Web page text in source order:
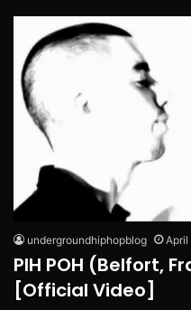
undergroundhiphopblog April
PIH POH (Belfort,
[Official Video]